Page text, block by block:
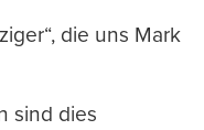
die uns Mark
sind dies